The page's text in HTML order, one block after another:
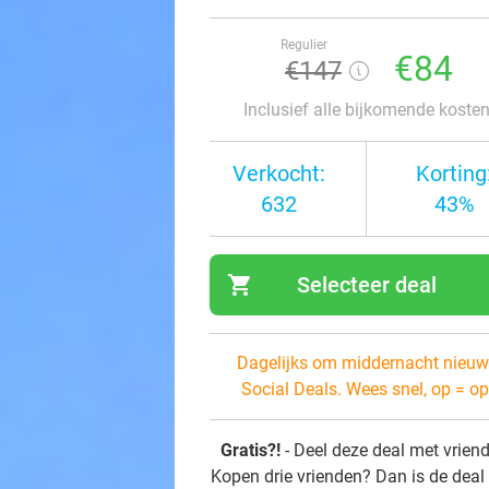
Regulier
€147 €84
Inclusief alle bijkomende kosten
Verkocht:
632
43%
shopping_cart Selecteer deal
Dagelijks om middernacht
Social Deals. Wees snel, op =
Gratis?! - Deel deze deal met
Kopen drie vrienden? Dan is de